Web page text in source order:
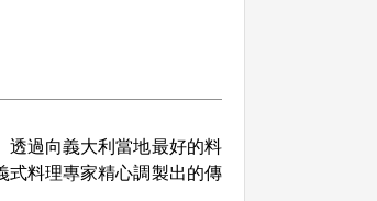
透過向義大利當地最好的料
式料理專家精心調製出的傳